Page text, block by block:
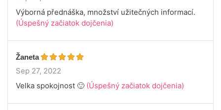
Výborná přednáška, množství užitečných informací.
(Úspešný začiatok dojčenia)
Žaneta
Sep 27, 2022
Velka spokojnost 🙂 (Úspešný začiatok dojčenia)